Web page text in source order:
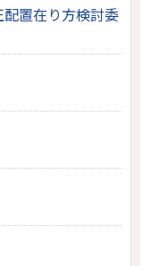
置在り方検討委